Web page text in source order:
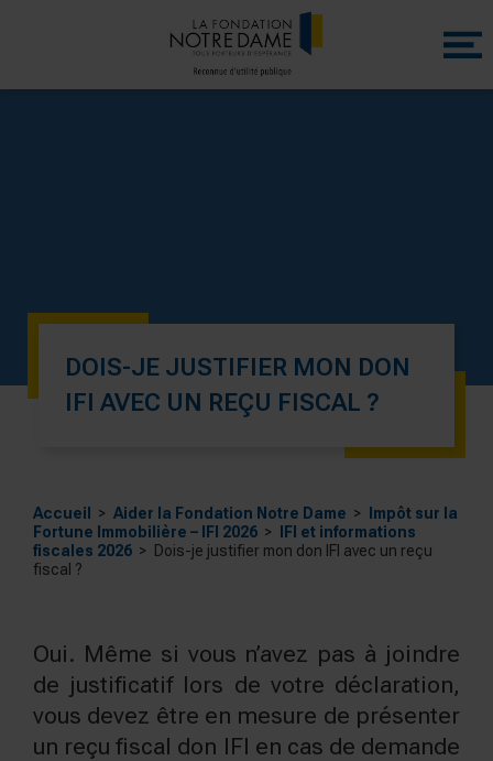
Menu
DOIS-JE JUSTIFIER MON DON
IFI AVEC UN REÇU FISCAL ?
Accueil Aider la Fondation Notre Dame
Impôt sur la
Fortune Immobilière – IFI 2026
IFI et informations
fiscales 2026
Dois-je justifier mon don IFI avec un reçu
fiscal ?
Oui. Même si vous n’avez pas à joindre
de justificatif lors de votre déclaration,
vous devez être en mesure de présenter
un reçu fiscal don IFI en cas de demande